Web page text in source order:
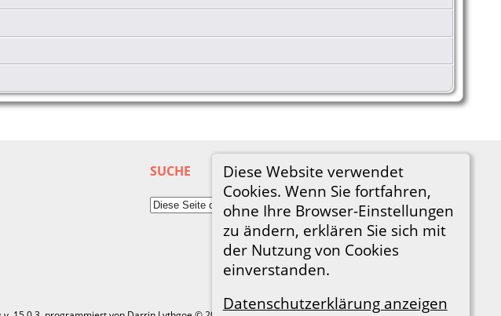
Diese Website verwendet
Cookies. Wenn Sie fortfahren,
ohne Ihre Browser-Einstellungen
zu ändern, erklären Sie sich mit
der Nutzung von Cookies
einverstanden.
Datenschutzerklärung anzeigen
SUCHE